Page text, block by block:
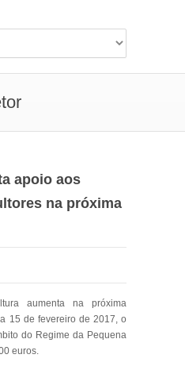
apoio aos
na próxima
aumenta na próxima
15 de fevereiro de 2017, o
do Regime da Pequena
euros.